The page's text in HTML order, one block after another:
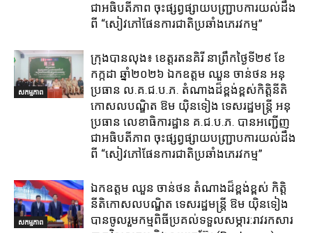
ជាអធិបតីភាព​ ចុះផ្សព្វផ្សាយ​បញ្ជ្រាប​ការ​យល់​ដឹង​
ពី​ “សៀវភៅផែនការជាតិប្រឆាំងភេរវកម្ម”
សកម្មភាព
ក្រុង​បាន​លុង​៖ ខេត្ត​រតនគិរី​ នាព្រឹកថ្ងៃទី២៩ ខែ
កក្កដា ឆ្នាំ២០២៦ ឯកឧត្តម​ ឈួន ចាន់ថន អនុ
ប្រធាន ល.គ.ជ.ប.ភ. តំណាង​ដ៏ខ្ពង់ខ្ពស់​កិត្តិនីតិ
កោសលបណ្ឌិត​ ឱម​ យ៉ិនទៀង​ ទេសរដ្ឋមន្រ្តី​ អនុ
ប្រធាន​ លេខាធិការ​ដ្ឋាន​ គ.ជ.ប.ភ​. បានអញ្ជើញ
ជាអធិបតីភាព​ ចុះផ្សព្វផ្សាយ​បញ្ជ្រាប​ការ​យល់​ដឹង​
ពី​ “សៀវភៅផែនការជាតិប្រឆាំងភេរវកម្ម”
សកម្មភាព
ឯកឧត្តម ឈួន​ ចាន់ថន​ តំណាងដ៏ខ្ពង់ខ្ពស់ កិត្តិ
នីតិកោសលបណ្ឌិត ទេសរដ្ឋមន្ត្រី ឱម យ៉ិនទៀង
បានចូលរួមកម្មពិធីប្រគល់ទទួលសម្ភារ:​រាវរកសារ